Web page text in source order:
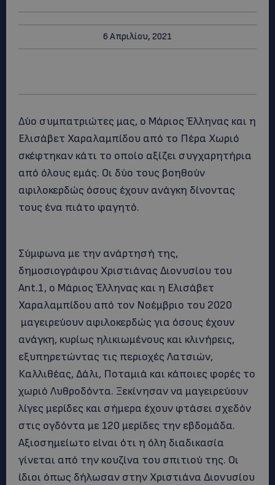
6 Απριλίου, 2021
Δύο συμπατριώτες μας, ο Μάριος Έλληνας και η
Ελισάβετ Χαραλαμπίδου από το Πέρα Χωριό
σκέφτηκαν κάτι το οποίο αξίζει συγχαρητήρια
από όλους εμάς. Οι δύο τους βοηθούν
αφιλοκερδώς όσους έχουν ανάγκη δίνοντας
τους ένα πιάτο φαγητό.
Σύμφωνα με την ανάρτησή της,
δημοσιογράφου Χριστιάνας Διονυσίου του
Ant.1, ο Μάριος Έλληνας και η Ελισάβετ
Χαραλαμπίδου από τον Νοέμβριο του 2020
μαγειρεύουν αφιλοκερδώς για όσους έχουν
ανάγκη, κυρίως ηλικιωμένους και κλινήρεις,
εξυπηρετώντας τις περιοχές Λατσιών,
Καλλιθέας, Δάλι, Ποταμιά και κάποιες φορές το
χωριό Λυθροδόντα. Ξεκίνησαν να μαγειρεύουν
λίγες μερίδες και σήμερα έχουν φτάσει σχεδόν
στις ογδόντα με 120 μερίδες την εβδομάδα.
Αξιοσημείωτο είναι ότι η όλη διαδικασία
γίνεται από την κουζίνα του σπιτιού της. Οι
ίδιοι όπως δήλωσαν στην Χριστιάνα Διονυσίου